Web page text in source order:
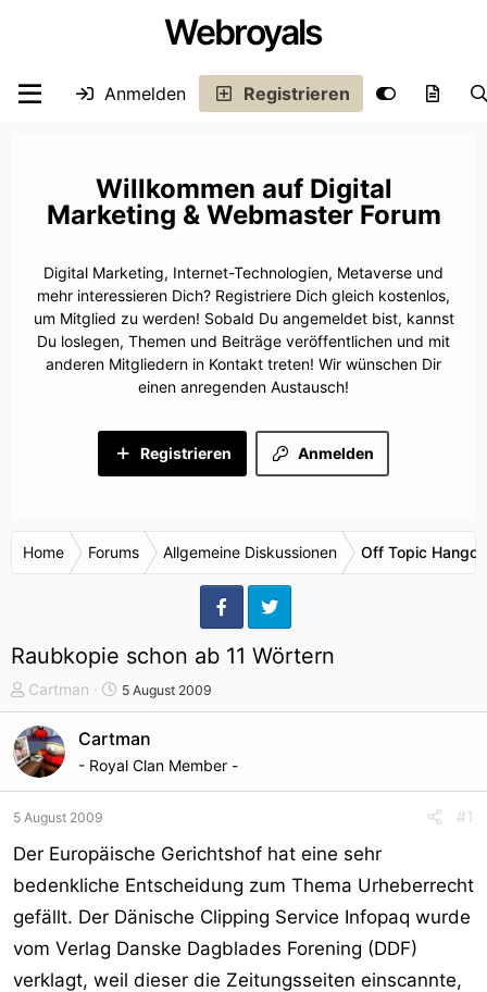
Webroyals
Anmelden Registrieren
Digital
Marketing & Webmaster Forum
Digital Marketing, Internet-Technologien, Metaverse und
mehr interessieren Dich? Registriere Dich gleich kostenlos,
um Mitglied zu werden! Sobald Du angemeldet bist, kannst
Du loslegen, Themen und Beiträge veröffentlichen und mit
anderen Mitgliedern in Kontakt treten! Wir wünschen Dir
einen anregenden Austausch!
Anmelden
Registrieren
Home Forums Allgemeine Diskussionen Off Topic
Raubkopie schon ab 11 Wörtern
T
h
e
m
e
s
t
r
t
r
Cartman
S
t
a
t
m
5 August 2009
Cartman
- Royal Clan Member -
5 August 2009 #1
Der Europäische Gerichtshof hat eine sehr
bedenkliche Entscheidung zum Thema Urheberrecht
gefällt. Der Dänische Clipping Service Infopaq wurde
vom Verlag Danske Dagblades Forening (DDF)
verklagt, weil dieser die Zeitungsseiten einscannte,